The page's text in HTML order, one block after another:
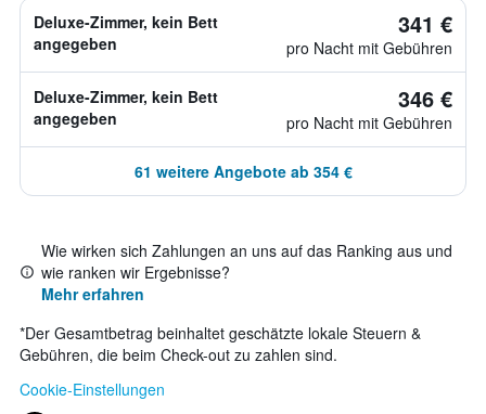
Deluxe-Zimmer, kein Bett
angegeben
341 €
pro Nacht mit Gebühren
Deluxe-Zimmer, kein Bett
angegeben
346 €
pro Nacht mit Gebühren
61 weitere Angebote ab 354 €
Wie wirken sich Zahlungen an uns auf das Ranking aus und
wie ranken wir Ergebnisse?
Mehr erfahren
*Der Gesamtbetrag beinhaltet geschätzte lokale Steuern &
Gebühren, die beim Check-out zu zahlen sind.
Cookie-Einstellungen